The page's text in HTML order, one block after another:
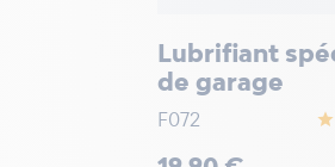
Lubrifiant
de garage
F072 star
Prix